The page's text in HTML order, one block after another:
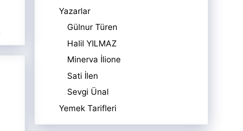
Yazarlar
Gülnur Türen
Halil YILMAZ
Minerva İlione
Sati İlen
Sevgi Ünal
Yemek Tarifleri